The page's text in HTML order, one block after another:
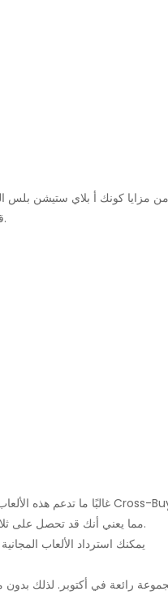
قيمة الألعاب التي تتلقاها تزيد عن ذلك بكثير ، حتى لو كنت مهتمًا فقط بلعب جزء صغير منها.
، مما يعني أنك قد تحصل على ثلاث أو أربع ألعاب لأي وحدة تحكم معينة (على الرغم من أن هذا ليس هو الحال هذا الشهر).
يمكنك استرداد الألعاب